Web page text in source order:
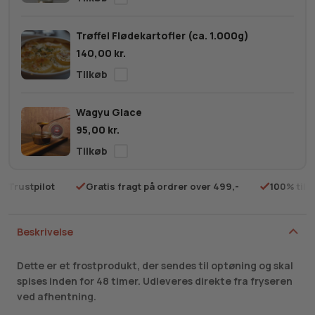
Beskrivelse
Dette er et frostprodukt, der sendes til optøning og skal
spises inden for 48 timer. Udleveres direkte fra fryseren
ved afhentning.
Trøffel Flødekartofler (ca. 1.000g)
140,00 kr.
Wagyu Glace
95,00 kr.
Trustpilot Gratis fragt på ordrer over 499,- 100%